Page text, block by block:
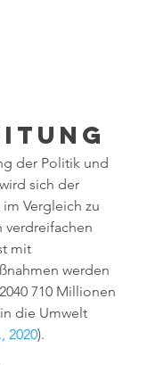
der Politik und
sich der
Vergleich zu
verdreifachen
mit
werden
710 Millionen
die Umwelt
2020).